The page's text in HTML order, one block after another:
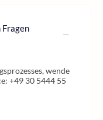
Fragen
wende
+49 30 5444 55